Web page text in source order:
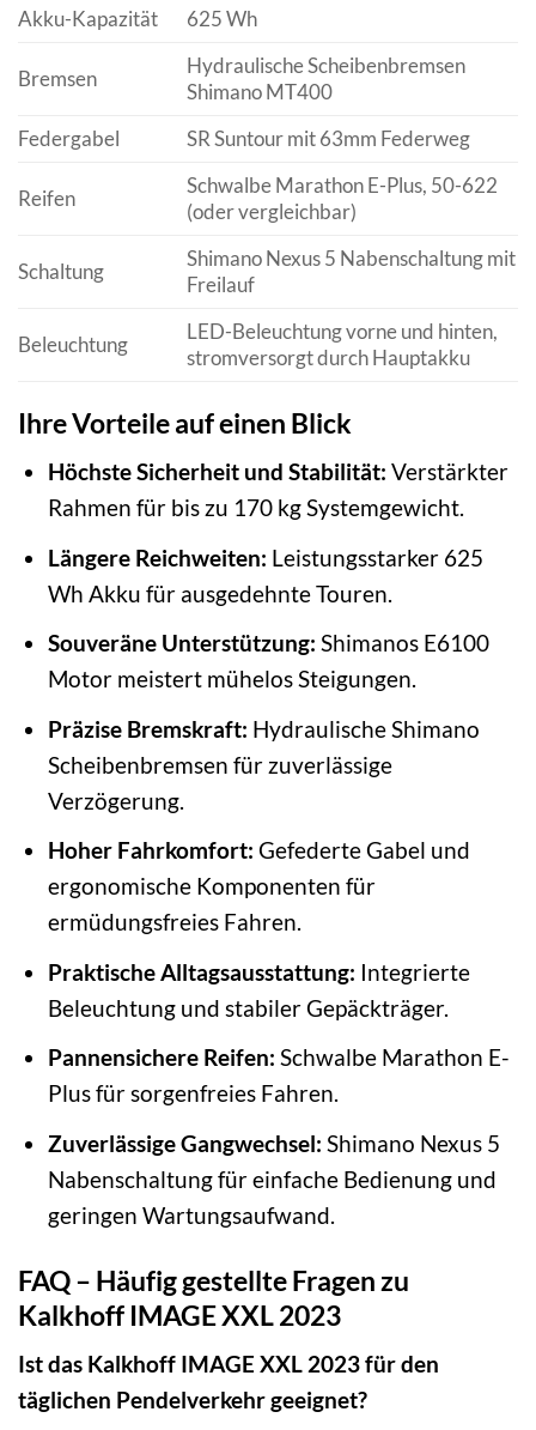
Akku-Kapazität
625 Wh
Bremsen
Hydraulische Scheibenbremsen
Shimano MT400
Federgabel
SR Suntour mit 63mm Federweg
Reifen
Schwalbe Marathon E-Plus, 50-622
(oder vergleichbar)
Schaltung
Shimano Nexus 5 Nabenschaltung mit
Freilauf
Beleuchtung
LED-Beleuchtung vorne und hinten,
stromversorgt durch Hauptakku
Ihre Vorteile auf einen Blick
Höchste Sicherheit und Stabilität: Verstärkter
Rahmen für bis zu 170 kg Systemgewicht.
Längere Reichweiten: Leistungsstarker 625
Wh Akku für ausgedehnte Touren.
Souveräne Unterstützung: Shimanos E6100
Motor meistert mühelos Steigungen.
Präzise Bremskraft: Hydraulische Shimano
Scheibenbremsen für zuverlässige
Verzögerung.
Hoher Fahrkomfort: Gefederte Gabel und
ergonomische Komponenten für
ermüdungsfreies Fahren.
Praktische Alltagsausstattung: Integrierte
Beleuchtung und stabiler Gepäckträger.
Pannensichere Reifen: Schwalbe Marathon E-
Plus für sorgenfreies Fahren.
Zuverlässige Gangwechsel: Shimano Nexus 5
Nabenschaltung für einfache Bedienung und
geringen Wartungsaufwand.
FAQ – Häufig gestellte Fragen zu
Kalkhoff IMAGE XXL 2023
Ist das Kalkhoff IMAGE XXL 2023 für den
täglichen Pendelverkehr geeignet?